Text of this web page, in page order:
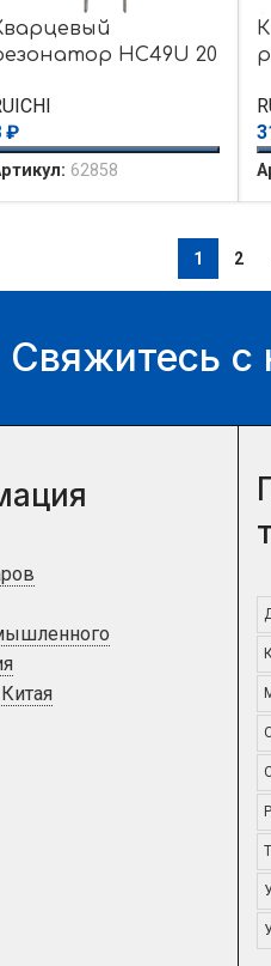
HC49U 20
₽
62858
1 2
Свяжитесь с